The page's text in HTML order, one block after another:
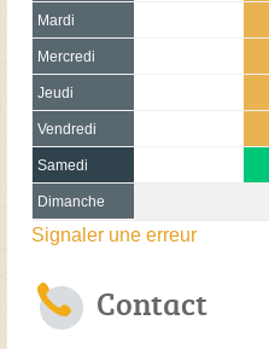
Mardi
Mercredi
Jeudi
Vendredi
Samedi
Dimanche
Signaler une erreur
Contact